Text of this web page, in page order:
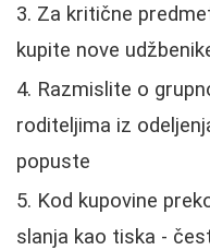
Za kritične
kupite nove
Razmislite o
roditeljima iz
popuste
Kod kupovine
slanja kao tiska -